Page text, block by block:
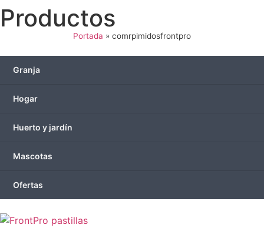
Productos
Portada » comrpimidosfrontpro
Granja
Hogar
Huerto y jardín
Mascotas
Ofertas